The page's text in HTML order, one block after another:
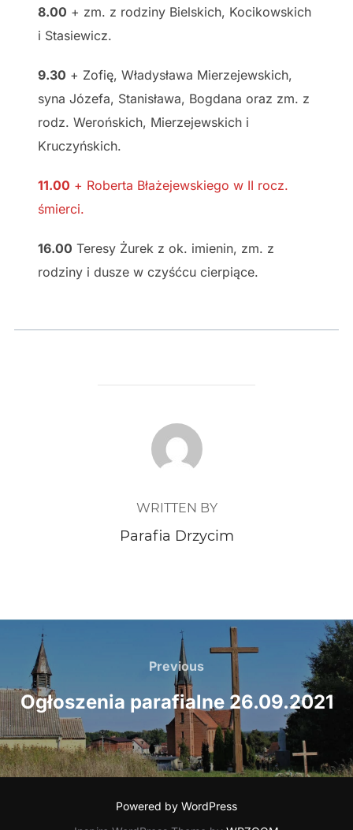
8.00 + zm. z rodziny Bielskich, Kocikowskich
i Stasiewicz.
9.30 + Zofię, Władysława Mierzejewskich,
syna Józefa, Stanisława, Bogdana oraz zm. z
rodz. Werońskich, Mierzejewskich i
Kruczyńskich.
11.00 + Roberta Błażejewskiego w II rocz.
śmierci.
16.00 Teresy Żurek z ok. imienin, zm. z
rodziny i dusze w czyśćcu cierpiące.
POST AUTHOR
WRITTEN BY
Parafia Drzycim
Nawigacja
wpisu
Previous
Previous
Ogłoszenia parafialne 26.09.2021
Powered by WordPress